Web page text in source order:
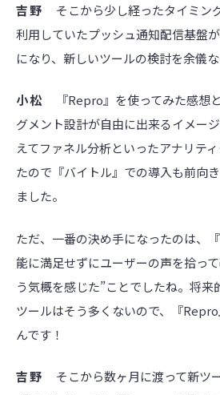
吉野 そこから少し経ったタイミン
利用していたプッシュ通知配信基盤
になり、新しいツールの検討を余儀な
小松
『Repro』を使ってみた感想
グメント設計が自由に出来るイメー
えてファネル分析といったアナリテ
たので『バイトル』での導入も前向
ました。
ただ、一番の決め手になったのは、
能に満足せずにユーザーの声を拾っ
う気概を感じた”ことでしたね。将来
ツールはそう多くないので、『
んです！
吉野 そこから数ヶ月に渡って新ツ